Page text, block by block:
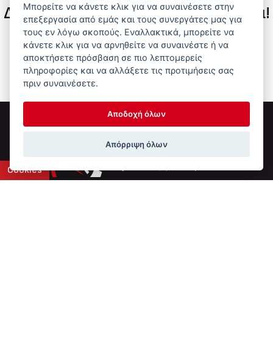
Cookies
Δεν υπάρχουν διαθέσιμα προϊόντα!
Αναζητήστε προϊόντα που σας ενδιαφέρουν ανά
κατηγορία ή προμηθευτή.
Μπορείτε να κάνετε κλικ για να συναινέσετε στην
επεξεργασία από εμάς και τους συνεργάτες μας για
τους εν λόγω σκοπούς. Εναλλακτικά, μπορείτε να
κάνετε κλικ για να αρνηθείτε να συναινέστε ή να
αποκτήσετε πρόσβαση σε πιο λεπτομερείς
πληροφορίες και να αλλάξετε τις προτιμήσεις σας
πριν συναινέσετε.
Αποδοχή όλων
Απόρριψη όλων